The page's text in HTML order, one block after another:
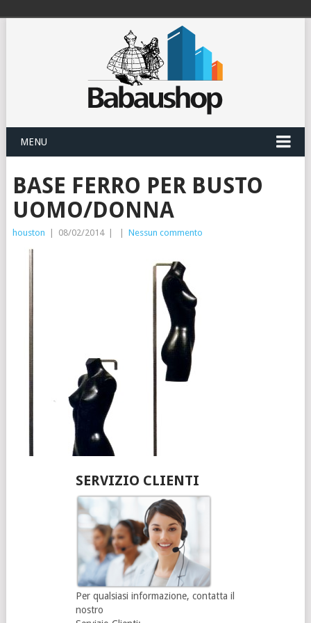
MENU
BASE FERRO PER BUSTO
UOMO/DONNA
houston 08/02/2014 Nessun commento
SERVIZIO CLIENTI
Per qualsiasi informazione, contatta il
nostro